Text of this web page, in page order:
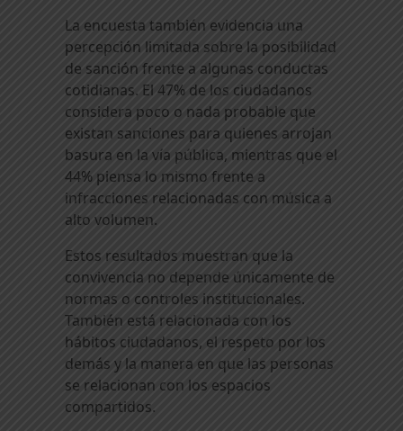
La encuesta también evidencia una
percepción limitada sobre la posibilidad
de sanción frente a algunas conductas
cotidianas. El 47% de los ciudadanos
considera poco o nada probable que
existan sanciones para quienes arrojan
basura en la vía pública, mientras que el
44% piensa lo mismo frente a
infracciones relacionadas con música a
alto volumen.
Estos resultados muestran que la
convivencia no depende únicamente de
normas o controles institucionales.
También está relacionada con los
hábitos ciudadanos, el respeto por los
demás y la manera en que las personas
se relacionan con los espacios
compartidos.